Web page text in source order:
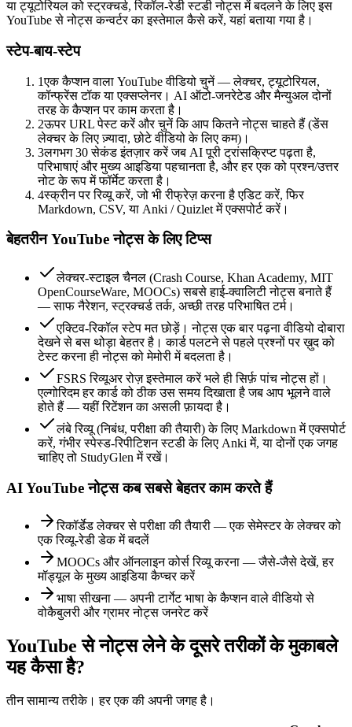
या ट्यूटोरियल को स्ट्रक्चर्ड, रिकॉल-रेडी स्टडी नोट्स में बदलने के लिए इस
YouTube से नोट्स कन्वर्टर का इस्तेमाल कैसे करें, यहां बताया गया है।
स्टेप-बाय-स्टेप
1एक कैप्शन वाला YouTube वीडियो चुनें — लेक्चर, ट्यूटोरियल,
कॉन्फ्रेंस टॉक या एक्सप्लेनर। AI ऑटो-जनरेटेड और मैन्युअल दोनों
तरह के कैप्शन पर काम करता है।
2ऊपर URL पेस्ट करें और चुनें कि आप कितने नोट्स चाहते हैं (डेंस
लेक्चर के लिए ज़्यादा, छोटे वीडियो के लिए कम)।
3लगभग 30 सेकंड इंतज़ार करें जब AI पूरी ट्रांसक्रिप्ट पढ़ता है,
परिभाषाएं और मुख्य आइडिया पहचानता है, और हर एक को प्रश्न/उत्तर
नोट के रूप में फॉर्मेट करता है।
4स्क्रीन पर रिव्यू करें, जो भी रीफ्रेज़ करना है एडिट करें, फिर
Markdown, CSV, या Anki / Quizlet में एक्सपोर्ट करें।
बेहतरीन YouTube नोट्स के लिए टिप्स
लेक्चर-स्टाइल चैनल (Crash Course, Khan Academy, MIT
OpenCourseWare, MOOCs) सबसे हाई-क्वालिटी नोट्स बनाते हैं
— साफ नैरेशन, स्ट्रक्चर्ड तर्क, अच्छी तरह परिभाषित टर्म।
एक्टिव-रिकॉल स्टेप मत छोड़ें। नोट्स एक बार पढ़ना वीडियो दोबारा
देखने से बस थोड़ा बेहतर है। कार्ड पलटने से पहले प्रश्नों पर ख़ुद को
टेस्ट करना ही नोट्स को मेमोरी में बदलता है।
FSRS रिव्यूअर रोज़ इस्तेमाल करें भले ही सिर्फ़ पांच नोट्स हों।
एल्गोरिदम हर कार्ड को ठीक उस समय दिखाता है जब आप भूलने वाले
होते हैं — यहीं रिटेंशन का असली फ़ायदा है।
लंबे रिव्यू (निबंध, परीक्षा की तैयारी) के लिए Markdown में एक्सपोर्ट
करें, गंभीर स्पेस्ड-रिपीटिशन स्टडी के लिए Anki में, या दोनों एक जगह
चाहिए तो StudyGlen में रखें।
AI YouTube नोट्स कब सबसे बेहतर काम करते हैं
रिकॉर्डेड लेक्चर से परीक्षा की तैयारी — एक सेमेस्टर के लेक्चर को
एक रिव्यू-रेडी डेक में बदलें
MOOCs और ऑनलाइन कोर्स रिव्यू करना — जैसे-जैसे देखें, हर
मॉड्यूल के मुख्य आइडिया कैप्चर करें
भाषा सीखना — अपनी टार्गेट भाषा के कैप्शन वाले वीडियो से
वोकैबुलरी और ग्रामर नोट्स जनरेट करें
YouTube से नोट्स लेने के दूसरे तरीकों के मुकाबले
यह कैसा है?
तीन सामान्य तरीके। हर एक की अपनी जगह है।